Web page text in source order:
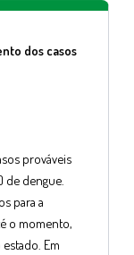
dos casos
prováveis
de dengue.
para a
o momento,
Em